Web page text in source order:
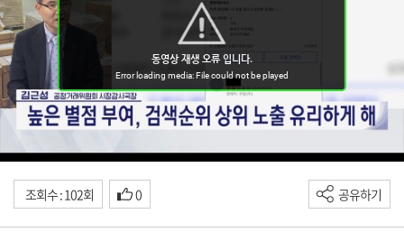
조회수 : 102회 0 공유하기